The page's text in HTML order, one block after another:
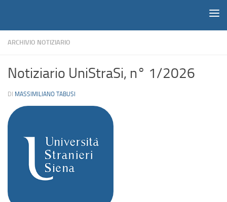
ARCHIVIO NOTIZIARIO
Notiziario UniStraSi, n° 1/2026
DI MASSIMILIANO TABUSI